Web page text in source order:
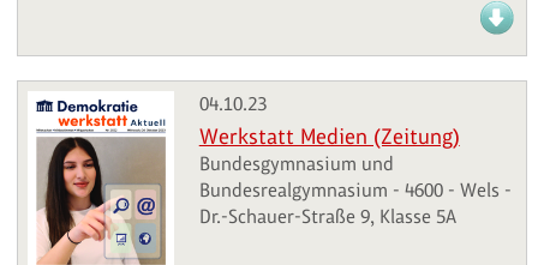
04.10.23
Werkstatt Medien (Zeitung)
Bundesgymnasium und
Bundesrealgymnasium - 4600 - Wels -
Dr.-Schauer-Straße 9, Klasse 5A